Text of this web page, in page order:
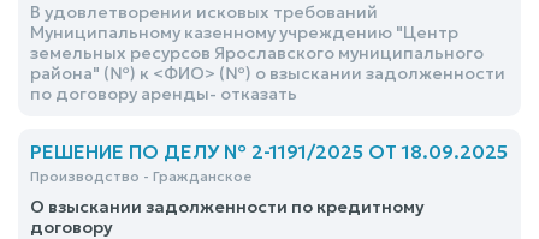
В удовлетворении исковых требований
Муниципальному казенному учреждению "Центр
земельных ресурсов Ярославского муниципального
района" (№) к <ФИО> (№) о взыскании задолженности
по договору аренды- отказать
РЕШЕНИЕ ПО ДЕЛУ № 2-1191/2025 ОТ 18.09.2025
Производство - Гражданское
О взыскании задолженности по кредитному
договору